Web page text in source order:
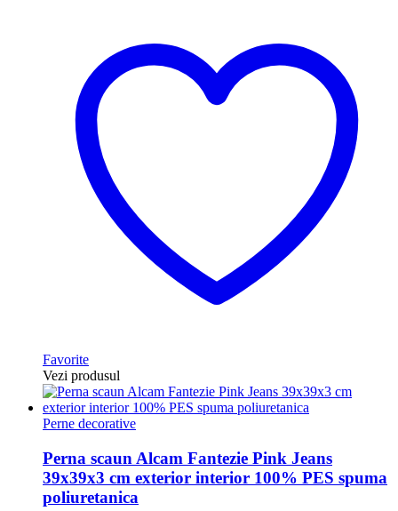
Favorite
Vezi produsul
Perne decorative
Perna scaun Alcam Fantezie Pink Jeans
39x39x3 cm exterior interior 100% PES spuma
poliuretanica